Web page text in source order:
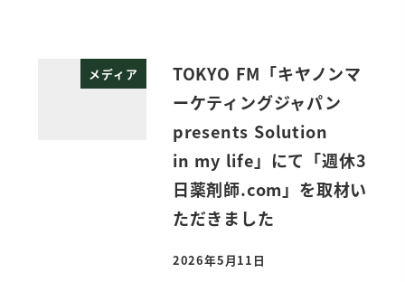
メディア
TOKYO FM「キヤノンマ
ーケティングジャパン
presents Solution
in my life」にて「週休3
日薬剤師.com」を取材い
ただきました
投稿日
2026年5月11日